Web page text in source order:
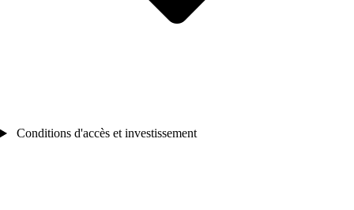
Conditions d'accès et investissement